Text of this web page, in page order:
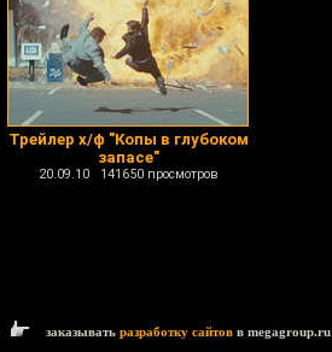
Трейлер х/ф "Копы в глубоком
запасе"
20.09.10 141650 просмотров
заказывать разработку сайтов в megagroup.ru